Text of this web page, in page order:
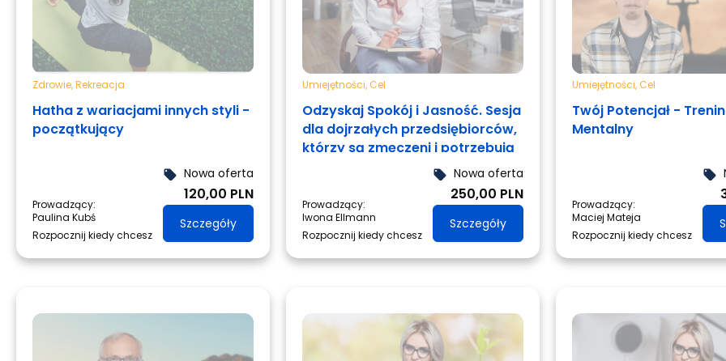
Zdrowie,Rekreacja
Hatha z wariacjami innych styli -
początkujący
Prowadzący:
Paulina Kubś
Rozpocznij kiedy chcesz
local_offer Nowa oferta
120,00 PLN
Szczegóły
Umiejętności, Cel
Odzyskaj Spokój i Jasność. Sesja
dla dojrzałych przedsiębiorców,
którzy są zmęczeni i potrzebują
Prowadzący:
Iwona Ellmann
Rozpocznij kiedy chcesz
local_offer Nowa oferta
250,00 PLN
Szczegóły
Umiejętności, Cel
Twój Potencjał -
Mentalny
Prowadzący:
Maciej Mateja
Rozpocznij kiedy chcesz
local_offer